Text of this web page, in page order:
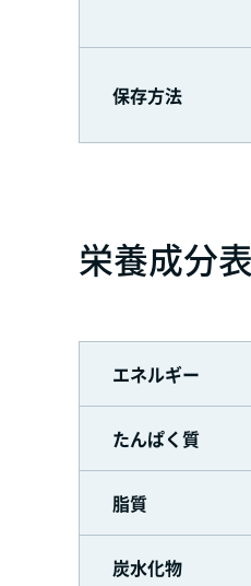
保存方法
栄養成分
エネルギー
たんぱく質
脂質
炭水化物